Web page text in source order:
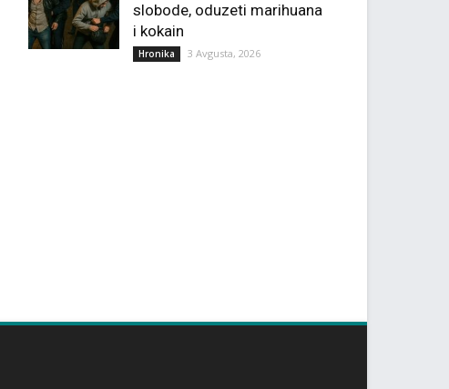
slobode, oduzeti marihuana
i kokain
Hronika 3 Avgusta, 2026